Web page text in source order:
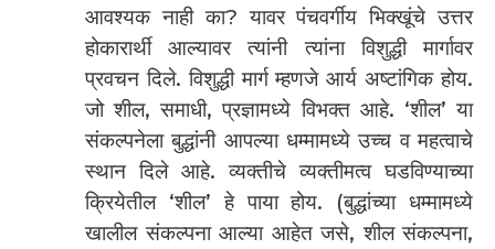
आवश्यक नाही का? यावर पंचवर्गीय भिक्खूंचे उत्तर
होकारार्थी आल्यावर त्यांनी त्यांना विशुद्धी मार्गावर
प्रवचन दिले. विशुद्धी मार्ग म्हणजे आर्य अष्टांगिक होय.
जो शील, समाधी, प्रज्ञामध्ये विभक्त आहे. ‘शील’ या
संकल्पनेला बुद्धांनी आपल्या धम्मामध्ये उच्च व महत्वाचे
स्थान दिले आहे. व्यक्तीचे व्यक्तीमत्व घडविण्याच्या
क्रियेतील ‘शील’ हे पाया होय. (बुद्धांच्या धम्मामध्ये
खालील संकल्पना आल्या आहेत जसे, शील संकल्पना,